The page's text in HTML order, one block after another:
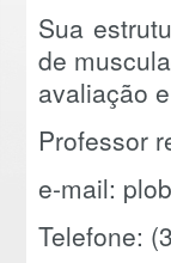
Sua
de
avaliação
Professor
e-mail:
Telefone: